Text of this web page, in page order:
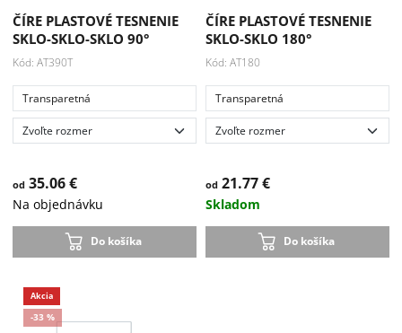
-33 % -33 %
ČÍRE PLASTOVÉ TESNENIE
SKLO-SKLO-SKLO 90°
Kód: AT390T
Transparetná
od35.06 €
Na objednávku
Do košíka
ČÍRE PLASTOVÉ TESNENIE
SKLO-SKLO 180°
Kód: AT180
Transparetná
od 21.77 €
Skladom
Do košíka